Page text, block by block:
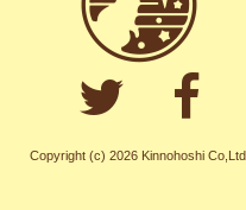
Copyright (c) 2026 Kinnohoshi Co,Ltd.